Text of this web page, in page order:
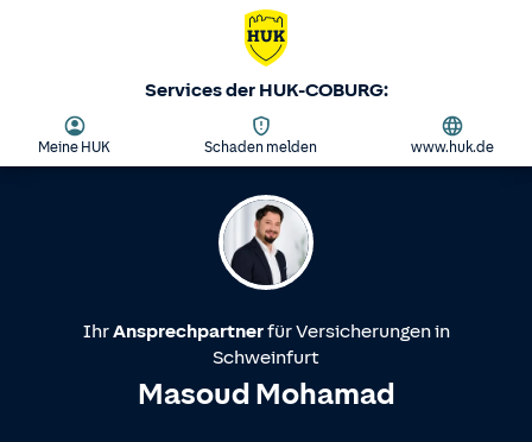
Services der HUK-COBURG:
Meine HUK Schaden melden www.huk.de
IhrAnsprechpartnerfür Versicherungen in
Schweinfurt
Masoud Mohamad